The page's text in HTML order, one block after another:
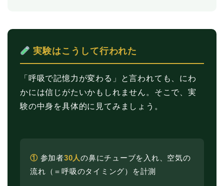
実験はこうして行われた
「呼吸で記憶力が変わる」と言われても、にわ
かには信じがたいかもしれません。そこで、実
験の中身を具体的に見てみましょう。
① 参加者30人の鼻にチューブを入れ、空気の
流れ（＝呼吸のタイミング）を計測